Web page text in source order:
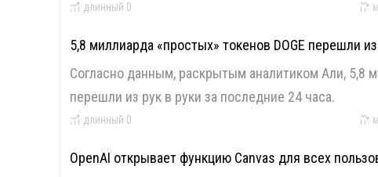
длинный 0
5,8 миллиарда «простых» токенов DOGE перешли
Согласно данным, раскрытым аналитиком Али, 5,8
перешли из рук в руки за последние 24 часа.
длинный 0
OpenAI открывает функцию Canvas для всех